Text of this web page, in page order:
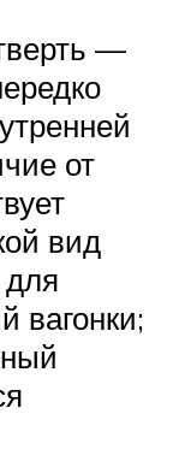
—
от
вид
для
вагонки;